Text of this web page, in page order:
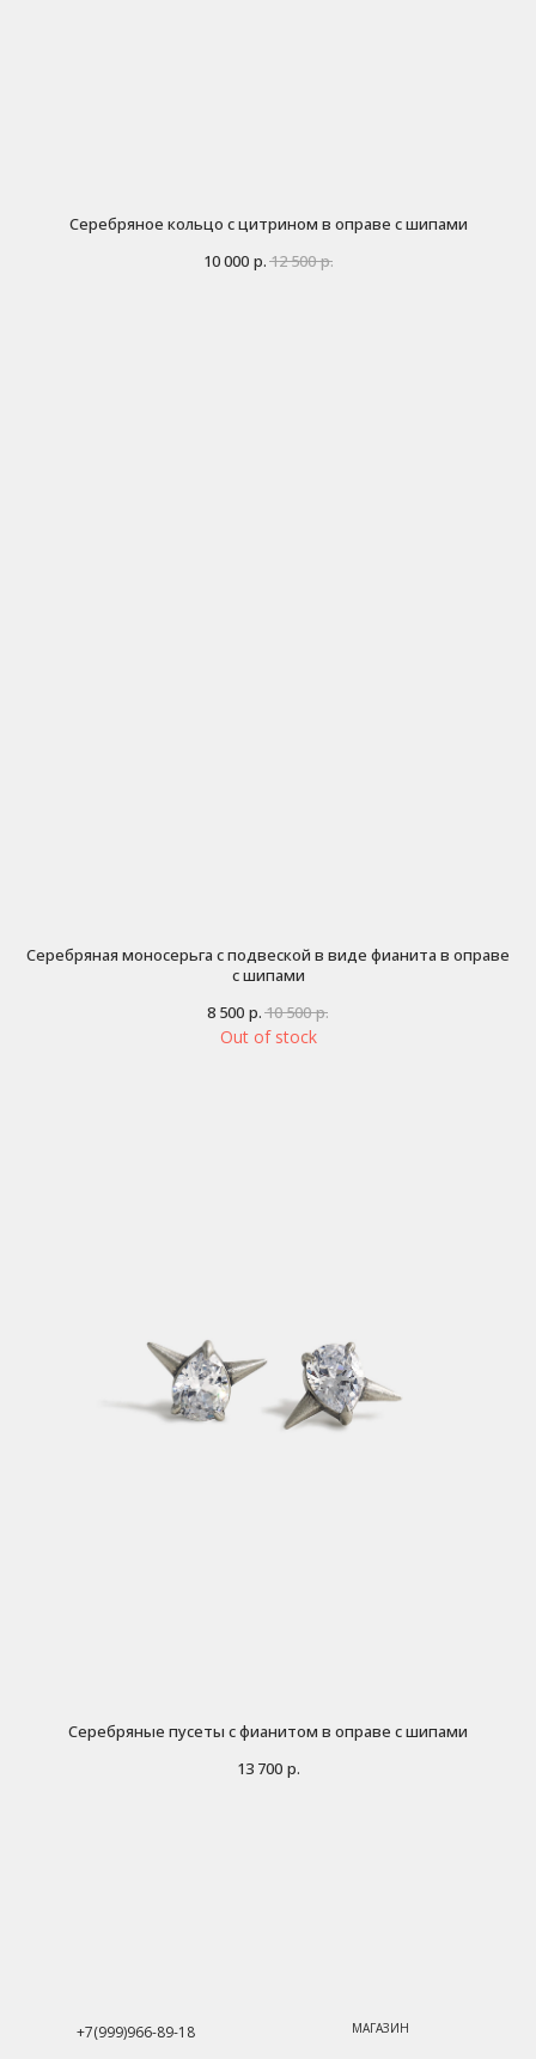
Серебряное кольцо с цитрином в оправе с шипами
10 000 р.12 500 р.
Серебряная моносерьга с подвеской в виде фианита в оправе
с шипами
8 500 р. 10 500 р.
Out of stock
Серебряные пусеты с фианитом в оправе с шипами
13 700 р.
МАГАЗИН
+7(999)966-89-18